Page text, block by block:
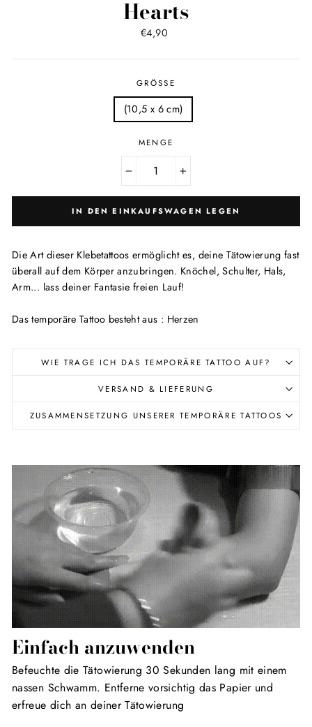
Hearts
Normaler
€4,90
GRÖSSE
(10,5 x 6 cm)
MENGE
IN DEN EINKAUFSWAGEN LEGEN
Die Art dieser Klebetattoos ermöglicht es, deine Tätowierung fast
überall auf dem Körper anzubringen. Knöchel, Schulter, Hals,
Arm... lass deiner Fantasie freien Lauf!
Das temporäre Tattoo besteht aus : Herzen
WIE TRAGE ICH DAS TEMPORÄRE TATTOO AUF?
VERSAND & LIEFERUNG
ZUSAMMENSETZUNG UNSERER TEMPORÄRE TATTOOS
Einfach anzuwenden
Befeuchte die Tätowierung 30 Sekunden lang mit einem
nassen Schwamm. Entferne vorsichtig das Papier und
erfreue dich an deiner Tätowierung